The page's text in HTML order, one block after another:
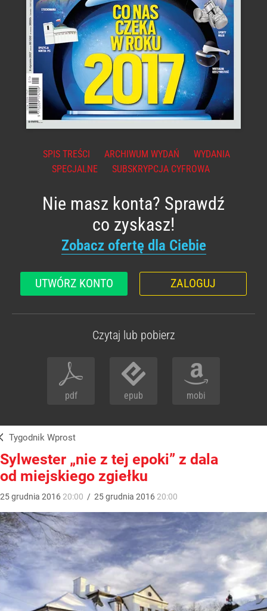
SPIS TREŚCI ARCHIWUM WYDAŃ
WYDANIA
SPECJALNE
SUBSKRYPCJA CYFROWA
Nie masz konta? Sprawdź
co zyskasz!
Zobacz ofertę dla Ciebie
UTWÓRZ KONTO ZALOGUJ
Czytaj lub pobierz
pdf epub mobi
Tygodnik Wprost
Sylwester „nie z tej epoki” z dala
od miejskiego zgiełku
25grudnia 2016 20:00 / 25grudnia 2016 20:00